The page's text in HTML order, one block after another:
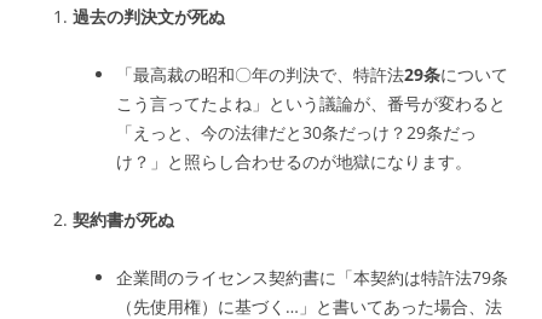
過去の判決文が死ぬ
「最高裁の昭和〇年の判決で、特許法29条について
こう言ってたよね」という議論が、番号が変わると
「えっと、今の法律だと30条だっけ？29条だっ
け？」と照らし合わせるのが地獄になります。
契約書が死ぬ
企業間のライセンス契約書に「本契約は特許法79条
（先使用権）に基づく…」と書いてあった場合、法